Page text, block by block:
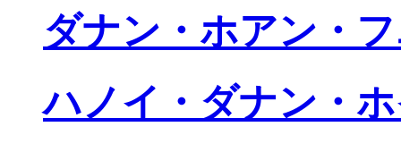
ダナン・ホアン・
ハノイ・ダナン・